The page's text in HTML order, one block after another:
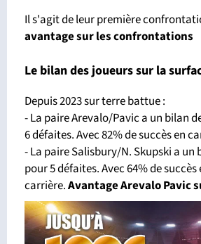
Il s'agit de leur première
avantage sur les confrontations
Le bilan des joueurs sur la
Depuis 2023 sur terre battue :
- La paire Arevalo/Pavic a un bilan
6 défaites. Avec 82% de succès en
- La paire Salisbury/N. Skupski a un
pour 5 défaites. Avec 64% de succès
carrière.Avantage Arevalo Pavic